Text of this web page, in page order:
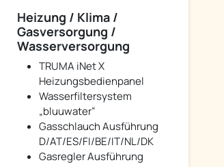
Heizung / Klima /
Gasversorgung /
Wasserversorgung
TRUMA iNet X
Heizungsbedienpanel
Wasserfiltersystem
„bluuwater“
Gasschlauch Ausführung
D/AT/ES/FI/BE/IT/NL/DK
Gasregler Ausführung